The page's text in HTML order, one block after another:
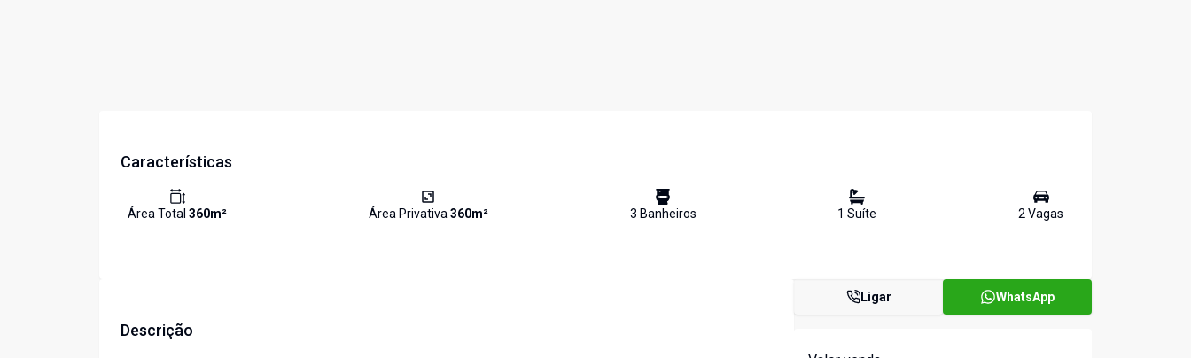
Características
Área Total 360m² Área Privativa360m² 3 Banheiros 1 Suíte 2Vagas
Descrição
Ligar WhatsApp